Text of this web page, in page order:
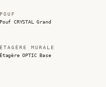
POUF
Pouf CRYSTAL Grand
ÉTAGÈRE MURALE
Étagère OPTIC Base